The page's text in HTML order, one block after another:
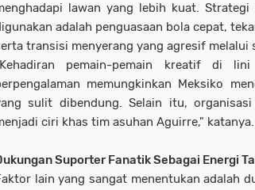
lawan yang lebih kuat. Strategi
adalah penguasaan bola cepat,
transisi menyerang yang agresif melalui
pemain-pemain kreatif di
memungkinkan Meksiko
sulit dibendung. Selain itu,
ciri khas tim asuhan Aguirre," katanya.
Suporter Fanatik Sebagai Energi
lain yang sangat menentukan adalah